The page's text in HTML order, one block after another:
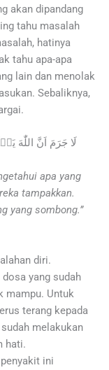
akan dipandang
tahu masalah
hatinya
tahu apa-apa
lain dan menolak
Sebaliknya,
لَا جَرَمَ اَنَّ اللّٰهَ
apa yang
tampakkan.
yang sombong.”
diri.
yang sudah
mampu. Untuk
terang kepada
melakukan
hati.
ini